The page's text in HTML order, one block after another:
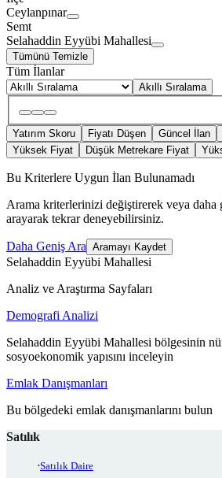
Ceylanpınar
Semt
Selahaddin Eyyübi Mahallesi
Tümünü Temizle
Tüm İlanlar
Akıllı Sıralama
Yatırım Skoru Fiyatı Düşen Güncel İlan
Yüksek Fiyat
Düşük Metrekare Fiyat
Bu Kriterlere Uygun İlan Bulunamadı
Arama kriterlerinizi değiştirerek veya daha
arayarak tekrar deneyebilirsiniz.
Daha Geniş Ara Aramayı Kaydet
Selahaddin Eyyübi Mahallesi
Analiz ve Araştırma Sayfaları
Demografi Analizi
Selahaddin Eyyübi Mahallesi bölgesinin
sosyoekonomik yapısını inceleyin
Emlak Danışmanları
Bu bölgedeki emlak danışmanlarını bulun
Satılık
Satılık Daire